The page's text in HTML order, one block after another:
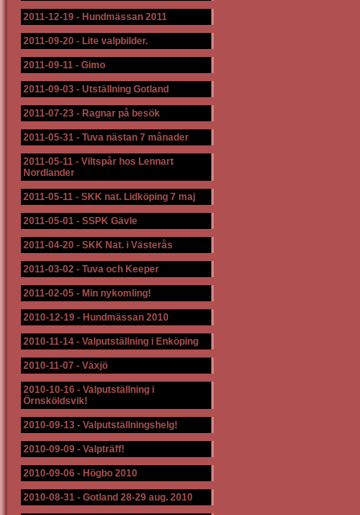
2011-12-19 - Hundmässan 2011
2011-09-20 - Lite valpbilder.
2011-09-11 - Gimo
2011-09-03 - Utställning Gotland
2011-07-23 - Ragnar på besök
2011-05-31 - Tuva nästan 7 månader
2011-05-11 - Viltspår hos Lennart
Nordlander
2011-05-11 - SKK nat. Lidköping 7 maj
2011-05-01 - SSPK Gävle
2011-04-20 - SKK Nat. i Västerås
2011-03-02 - Tuva och Keeper
2011-02-05 - Min nykomling!
2010-12-19 - Hundmässan 2010
2010-11-14 - Valputställning i Enköping
2010-11-07 - Växjö
2010-10-16 - Valputställning i
Örnsköldsvik!
2010-09-13 - Valputställningshelg!
2010-09-09 - Valpträff!
2010-09-06 - Högbo 2010
2010-08-31 - Gotland 28-29 aug. 2010